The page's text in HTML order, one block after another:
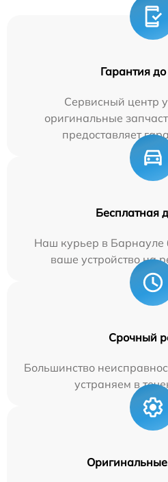
Гарантия
Сервисный центр
оригинальные
предоставляет
Бесплатная
Наш курьер в Барнауле
ваше устройство на
Срочный
Большинство
устраняем в
Оригинальные